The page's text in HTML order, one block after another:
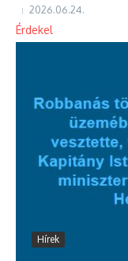
2026.06.24.
Érdekel
Hírek